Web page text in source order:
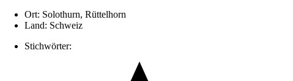
Ort: Solothurn, Rüttelhorn
Land: Schweiz
Stichwörter: